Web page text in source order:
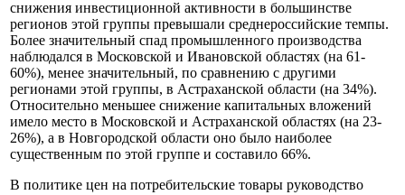
снижения инвестиционной активности в большинстве
регионов этой группы превышали среднероссийские темпы.
Более значительный спад промышленного производства
наблюдался в Московской и Ивановской областях (на 61-
60%), менее значительный, по сравнению с другими
регионами этой группы, в Астраханской области (на 34%).
Относительно меньшее снижение капитальных вложений
имело место в Московской и Астраханской областях (на 23-
26%), а в Новгородской области оно было наиболее
существенным по этой группе и составило 66%.
В политике цен на потребительские товары руководство